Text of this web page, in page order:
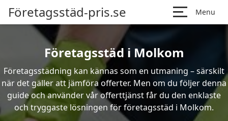
Företagsstäd-pris.se Menu
Företagsstäd i Molkom
Företagsstädning kan kännas som en utmaning – särskilt
när det gäller att jämföra offerter. Men om du följer denna
guide och använder vår offerttjänst får du den enklaste
och tryggaste lösningen för företagsstäd i Molkom.